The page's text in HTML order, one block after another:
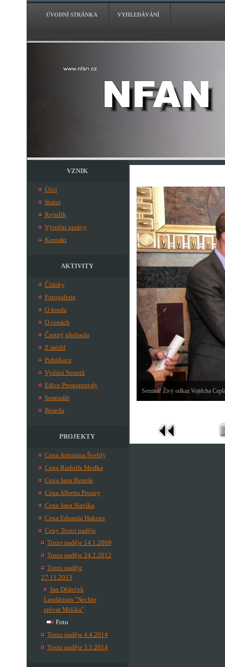
ÚVODNÍ STRÁNKA VYHLEDÁVÁNÍ
VZNIK
Účel
Statut
Rejstřík
Výroční zprávy
Kontakt
AKTIVITY
Články
Fotogalerie
O fondu
O cenách
Čestný předseda
Z médií
Publikace
Vydání Sonetů
Edice Prostopravdy
Semináře
Beseda
PROJEKTY
Cena Antonína Švehly
Cena Rudolfa Medka
Cena Jana Beneše
Cena Alberta Prouzy
Cena Jana Slavíka
Cena Eduarda Hakena
Ceny Torzo naděje
Torzo naděje 14.1.2009
Torzo naděje 24.2.2012
Torzo naděje
27.11.2013
Jan Dědeček
Laudátium "Nechte
zpívat Mišíka"
Foto
Torzo naděje 4.4.2014
Torzo naděje 5.5.2014
Seminář Živý odkaz Vojtěcha